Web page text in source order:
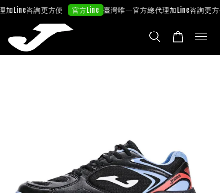
加Line咨詢更方便 官方Line 臺灣唯一官方總代理加Line咨詢更方